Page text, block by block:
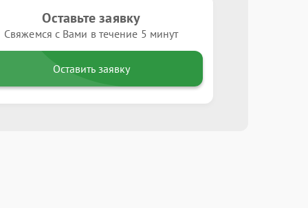
Оставьте заявку
Свяжемся с Вами в течение 5 минут
Оставить заявку